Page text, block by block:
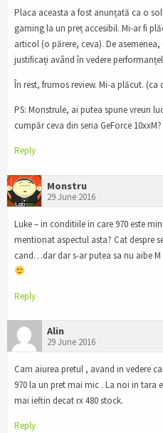
Placa aceasta a fost anunțată ca o
gaming la un preț accesibil. Mi-ar fi
articol (o părere, ceva). De
justificați având în vedere
În rest, frumos review. Mi-a plăcut. (ca
PS: Monstrule, ai putea spune vreun
cumpăr ceva din seria GeForce 10xxM?
Reply
Monstru
29 June 2016
Luke – in conditiile in care 970 este
mentionat aspectul asta? Cat despre
cand…dar dar s-ar putea sa nu aibe
Reply
Alin
29 June 2016
Cam aiurea pretul , avand in vedere
970 la un pret mai mic . La noi in tara
mai ieftin decat rx 480 stock.
Reply